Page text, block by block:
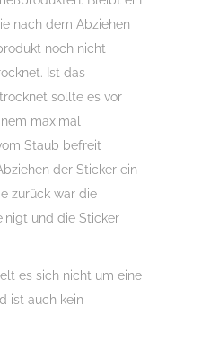
nach dem Abziehen
noch nicht
Ist das
sollte es vor
maximal
Staub befreit
der Sticker ein
zurück war die
und die Sticker
es sich nicht um eine
ist auch kein